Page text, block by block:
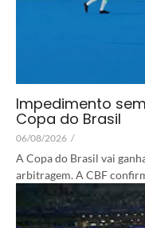
Impedimento
Copa do Brasil
06/08/2026 /
A Copa do Brasil vai
arbitragem. A CBF